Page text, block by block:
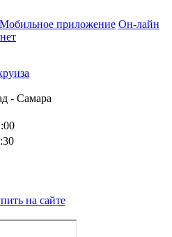
Мобильное приложение Он-лайн
- Самара
на сайте